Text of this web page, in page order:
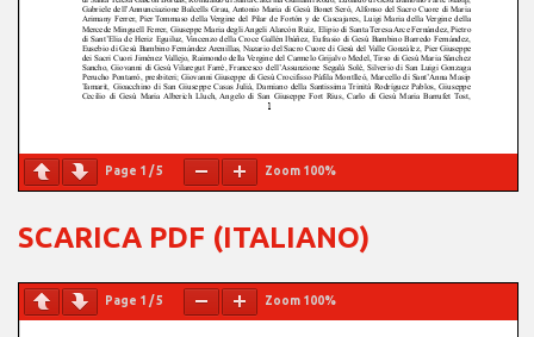
Page 1 /5 Zoom 100%
SCARICA PDF (ITALIANO)
Page 1 /5 Zoom 100%